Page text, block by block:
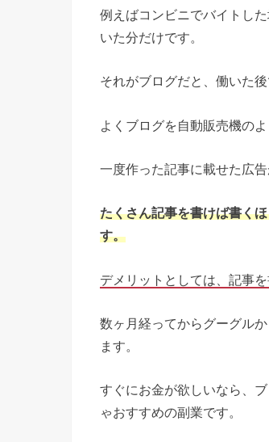
例えばコンビニでバイトし
いた分だけです。
それがブログだと、働いた後
よくブログを自動販売機の
一度作った記事に載せた広
たくさん記事を書けば書く
す。
デメリットとしては、記事
数ヶ月経ってからグーグル
ます。
すぐにお金が欲しいなら、
ゃおすすめの副業です。